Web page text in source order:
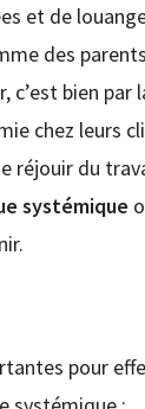
et de
des
c’est bien par
chez leurs
réjouir du
systémique
pour